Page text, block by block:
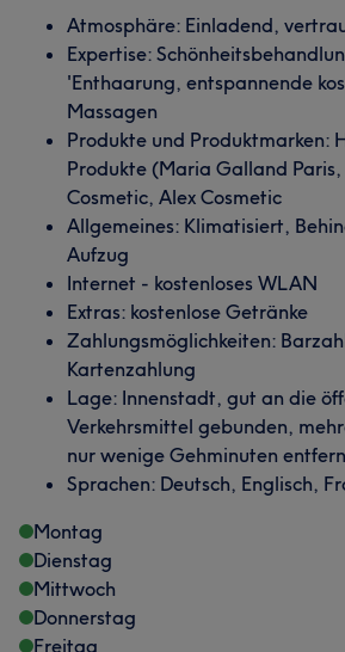
Atmosphäre: Einladend,
Expertise:
'Enthaarung, entspannende
Massagen
Produkte und Produktmarken:
Produkte (Maria Galland
Cosmetic, Alex Cosmetic
Allgemeines: Klimatisiert,
Aufzug
Internet - kostenloses WLAN
Extras: kostenlose Getränke
Zahlungsmöglichkeiten:
Kartenzahlung
Lage: Innenstadt, gut an die
Verkehrsmittel gebunden,
nur wenige Gehminuten
Sprachen: Deutsch, Englisch,
Montag
Dienstag
Mittwoch
Donnerstag
Freitag